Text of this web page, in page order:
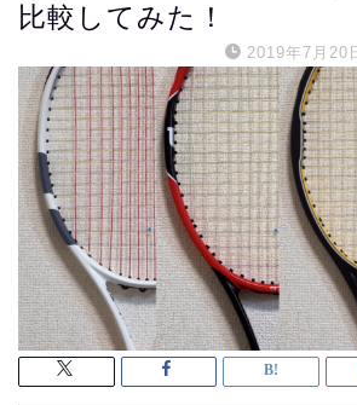
比較してみた！
2019年7月20